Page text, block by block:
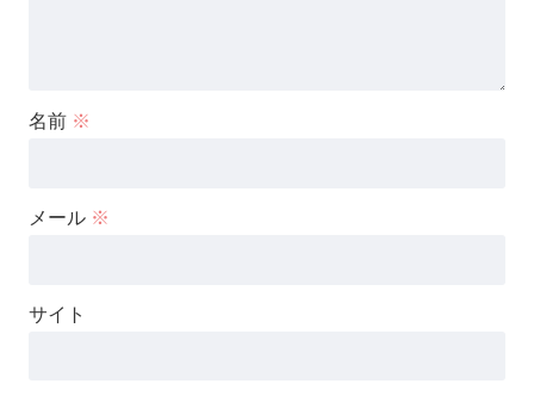
名前 ※
メール ※
サイト